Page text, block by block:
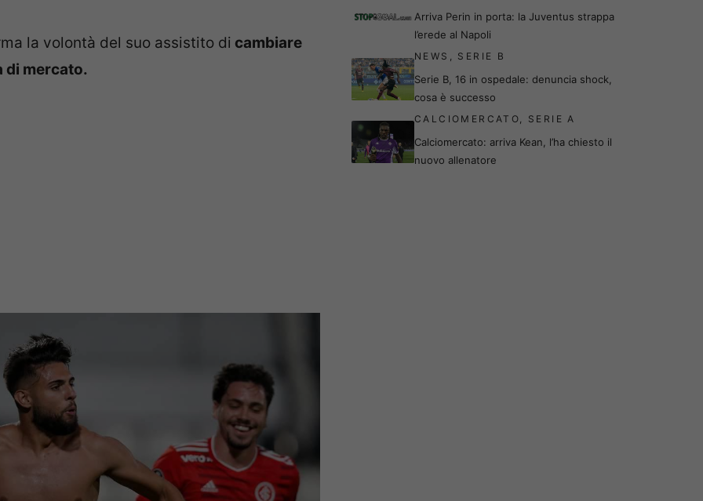
la volontà del suo assistito di cambiare
di mercato.
Arriva Perin in porta: la Juventus strappa
l’erede al Napoli
NEWS , SERIE B
Serie B, 16 in ospedale: denuncia shock,
cosa è successo
CALCIOMERCATO, SERIE A
Calciomercato: arriva Kean, l’ha chiesto il
nuovo allenatore